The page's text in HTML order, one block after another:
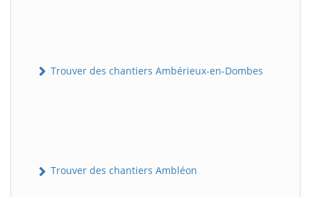
Trouver des chantiers Ambérieux-en-Dombes
Trouver des chantiers Ambléon